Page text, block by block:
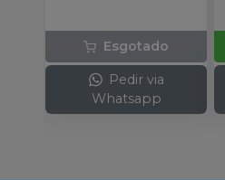
Esgotado
Pedir via
Whatsapp